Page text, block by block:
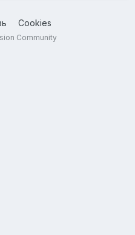
Cookies
Community